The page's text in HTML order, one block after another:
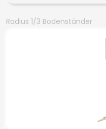
Radius 1/3 Bodenständer